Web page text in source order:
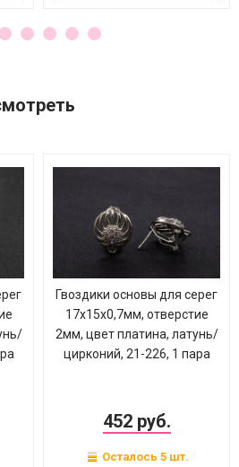
Гвоздики основы для серег
17х15х0,7мм, отверстие
2мм, цвет платина, латунь/
цирконий, 21-226, 1 пара
452 руб.
Осталось 5 шт.